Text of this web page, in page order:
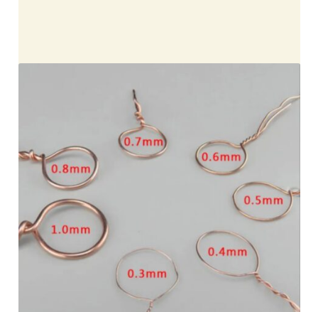
Shop
Cara Order
Tentang Kami
Tutorial Step by Step